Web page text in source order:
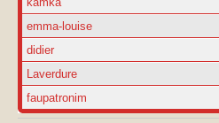
emma-louise
didier
Laverdure
faupatronim